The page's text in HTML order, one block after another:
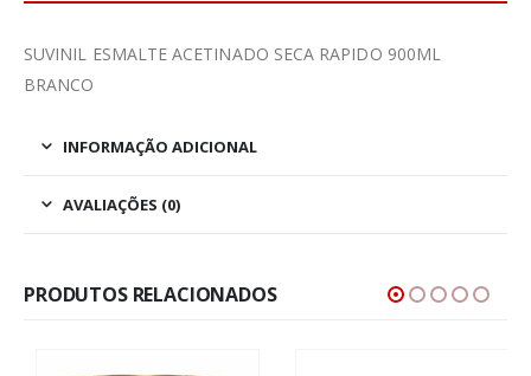
SUVINIL ESMALTE ACETINADO SECA RAPIDO 900ML
BRANCO
INFORMAÇÃO ADICIONAL
AVALIAÇÕES (0)
PRODUTOS RELACIONADOS